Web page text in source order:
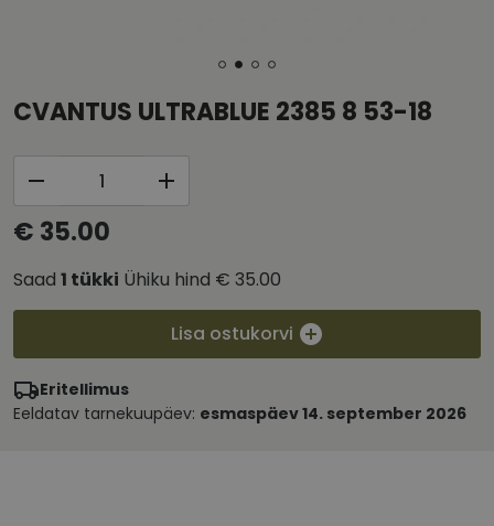
CVANTUS ULTRABLUE 2385 8 53-18
€ 35.00
Saad 1 tükki Ühiku hind € 35.00
Lisa ostukorvi
Eritellimus
Eeldatav tarnekuupäev: esmaspäev 14. september 2026